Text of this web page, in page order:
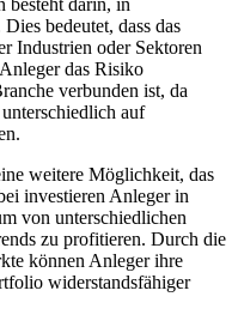
besteht darin, in
bedeutet, dass das
Industrien oder Sektoren
das Risiko
verbunden ist, da
auf
weitere Möglichkeit, das
investieren Anleger in
von unterschiedlichen
zu profitieren. Durch die
können Anleger ihre
widerstandsfähiger